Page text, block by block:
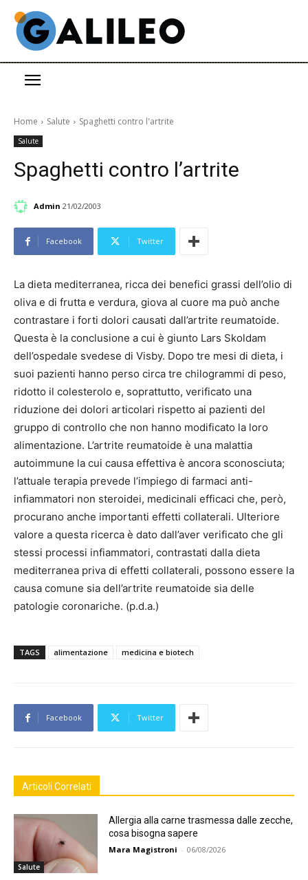
Home Salute Spaghetti contro l'artrite
Salute
Spaghetti contro l’artrite
Admin 21/02/2003
Facebook Twitter
La dieta mediterranea, ricca dei benefici grassi dell’olio di
oliva e di frutta e verdura, giova al cuore ma può anche
contrastare i forti dolori causati dall’artrite reumatoide.
Questa è la conclusione a cui è giunto Lars Skoldam
dell’ospedale svedese di Visby. Dopo tre mesi di dieta, i
suoi pazienti hanno perso circa tre chilogrammi di peso,
ridotto il colesterolo e, soprattutto, verificato una
riduzione dei dolori articolari rispetto ai pazienti del
gruppo di controllo che non hanno modificato la loro
alimentazione. L’artrite reumatoide è una malattia
autoimmune la cui causa effettiva è ancora sconosciuta;
l’attuale terapia prevede l’impiego di farmaci anti-
infiammatori non steroidei, medicinali efficaci che, però,
procurano anche importanti effetti collaterali. Ulteriore
valore a questa ricerca è dato dall’aver verificato che gli
stessi processi infiammatori, contrastati dalla dieta
mediterranea priva di effetti collaterali, possono essere la
causa comune sia dell’artrite reumatoide sia delle
patologie coronariche. (p.d.a.)
TAGS alimentazione medicina e biotech
Facebook Twitter
Articoli Correlati
Salute
Allergia alla carne trasmessa dalle zecche,
cosa bisogna sapere
Mara Magistroni - 06/08/2026